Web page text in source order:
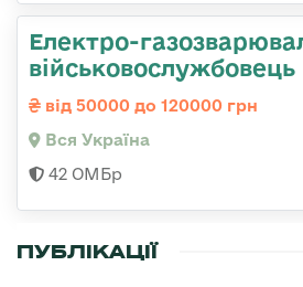
Електро-
військовослужбовець
від 50000 до 120000 грн
Вся Україна
42 ОМБр
ПУБЛІКАЦІЇ